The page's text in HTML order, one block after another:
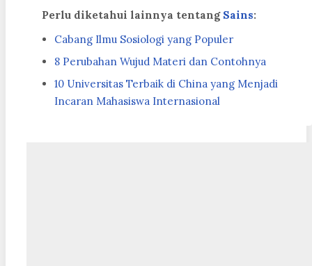
Perlu diketahui lainnya tentang Sains:
Cabang Ilmu Sosiologi yang Populer
8 Perubahan Wujud Materi dan Contohnya
10 Universitas Terbaik di China yang Menjadi
Incaran Mahasiswa Internasional